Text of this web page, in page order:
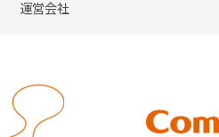
運営会社